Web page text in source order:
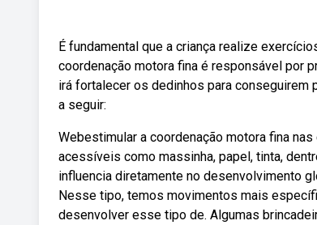
É fundamental que a criança realize
coordenação motora fina é responsável por
irá fortalecer os dedinhos para conseguirem
a seguir:
Webestimular a coordenação motora fina
acessíveis como massinha, papel, tinta,
influencia diretamente no desenvolvimento
Nesse tipo, temos movimentos mais
desenvolver esse tipo de. Algumas